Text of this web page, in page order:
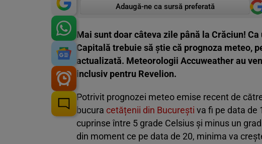
Adaugă-ne ca sursă preferată
Mai sunt doar câteva zile până la Crăciun!
Capitală trebuie să știe că prognoza meteo,
actualizată. Meteorologii Accuweather au
inclusiv pentru Revelion.
Potrivit prognozei meteo emise recent de
bucura cetățenii din București va fi pe data de
cuprinse între 5 grade Celsius și minus un
din moment ce pe data de 20, minima va